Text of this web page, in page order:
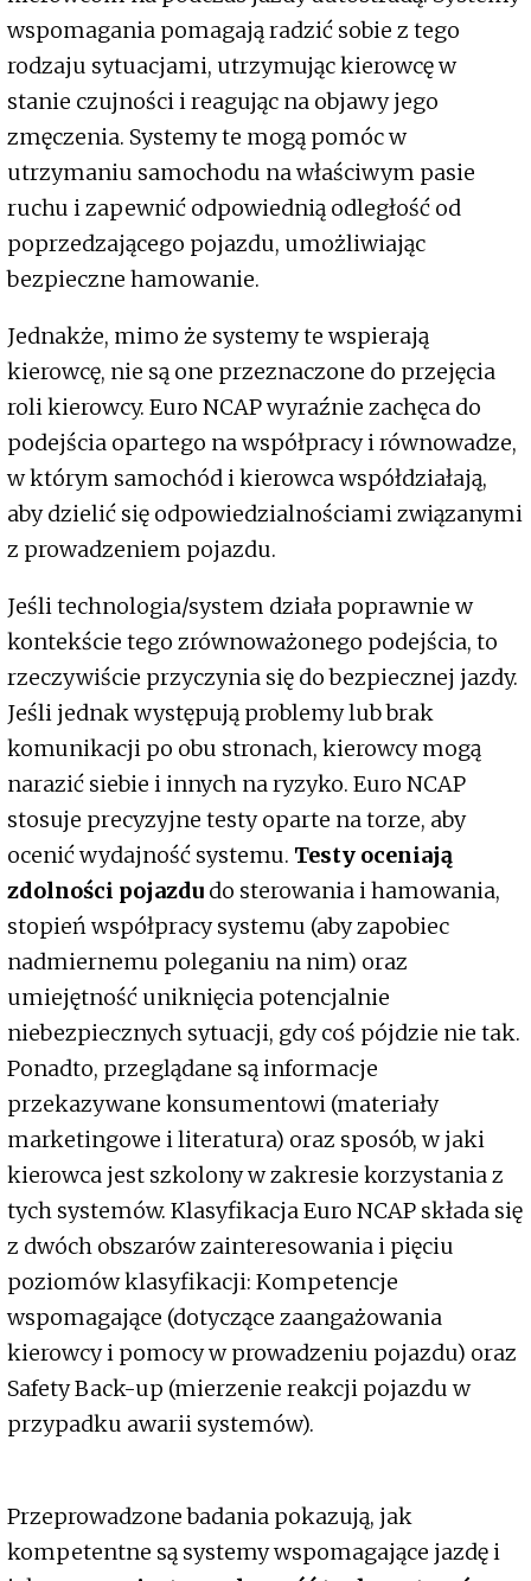
wspomagania pomagają radzić sobie z tego
rodzaju sytuacjami, utrzymując kierowcę w
stanie czujności i reagując na objawy jego
zmęczenia. Systemy te mogą pomóc w
utrzymaniu samochodu na właściwym pasie
ruchu i zapewnić odpowiednią odległość od
poprzedzającego pojazdu, umożliwiając
bezpieczne hamowanie.
Jednakże, mimo że systemy te wspierają
kierowcę, nie są one przeznaczone do przejęcia
roli kierowcy. Euro NCAP wyraźnie zachęca do
podejścia opartego na współpracy i równowadze,
w którym samochód i kierowca współdziałają,
aby dzielić się odpowiedzialnościami związanymi
z prowadzeniem pojazdu.
Jeśli technologia/system działa poprawnie w
kontekście tego zrównoważonego podejścia, to
rzeczywiście przyczynia się do bezpiecznej jazdy.
Jeśli jednak występują problemy lub brak
komunikacji po obu stronach, kierowcy mogą
narazić siebie i innych na ryzyko. Euro NCAP
stosuje precyzyjne testy oparte na torze, aby
ocenić wydajność systemu. Testy oceniają
zdolności pojazdu do sterowania i hamowania,
stopień współpracy systemu (aby zapobiec
nadmiernemu poleganiu na nim) oraz
umiejętność uniknięcia potencjalnie
niebezpiecznych sytuacji, gdy coś pójdzie nie tak.
Ponadto, przeglądane są informacje
przekazywane konsumentowi (materiały
marketingowe i literatura) oraz sposób, w jaki
kierowca jest szkolony w zakresie korzystania z
tych systemów. Klasyfikacja Euro NCAP składa się
z dwóch obszarów zainteresowania i pięciu
poziomów klasyfikacji: Kompetencje
wspomagające (dotyczące zaangażowania
kierowcy i pomocy w prowadzeniu pojazdu) oraz
Safety Back-up (mierzenie reakcji pojazdu w
przypadku awarii systemów).
Przeprowadzone badania pokazują, jak
kompetentne są systemy wspomagające jazdę i